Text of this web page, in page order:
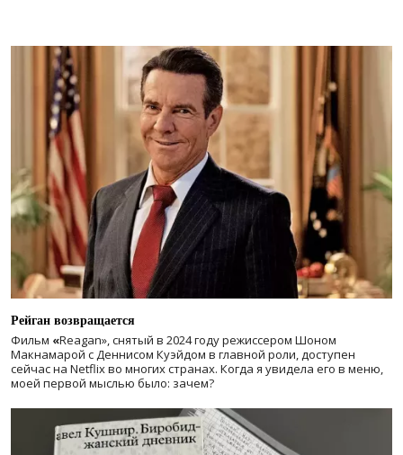
Рейган возвращается
Фильм «Reagan», снятый в 2024 годурежиссером Шоном
Макнамарой с Деннисом Куэйдом в главной роли, доступен
сейчас на Netflix во многих странах. Когда я увидела его в меню,
моей первой мыслью было: зачем?